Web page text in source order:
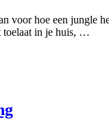
hoe een jungle
toelaat in je huis, …